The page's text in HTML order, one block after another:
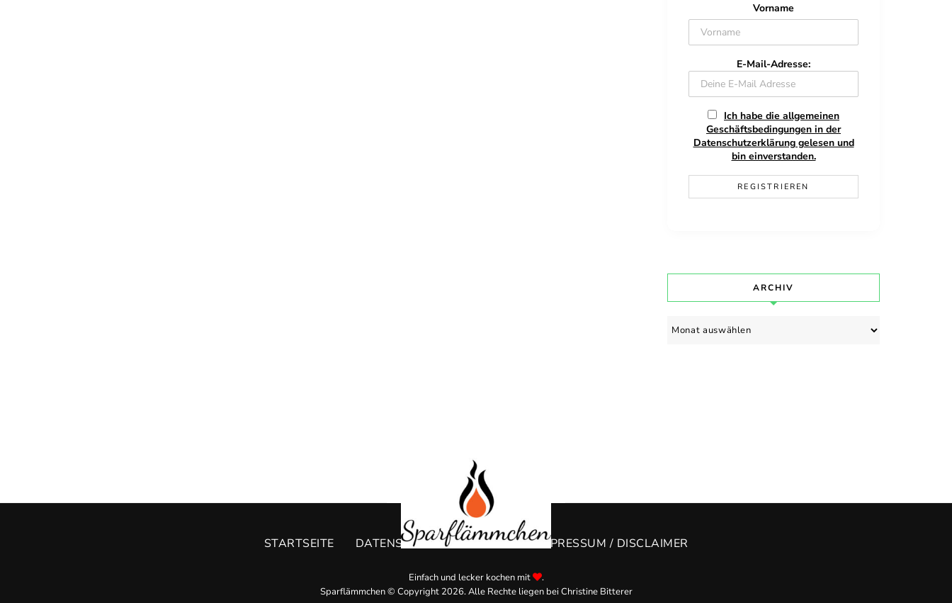
Vorname
E-Mail-Adresse:
Ich habe die allgemeinen
Geschäftsbedingungen in der
Datenschutzerklärung gelesen und
bin einverstanden.
ARCHIV
Archiv
STARTSEITE DATENSCHUTZERKLÄRUNG IMPRESSUM / DISCLAIMER
Einfach und lecker kochen mit
.
Sparflämmchen © Copyright 2026. Alle Rechte liegen bei Christine Bitterer